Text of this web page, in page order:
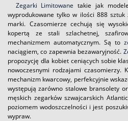
Zegarki Limitowane takie jak
wyprodukowane tylko w ilości 888
marki. Czasomierze cechują się
kopertą ze stali szlachetnej,
mechanizmem automatycznym. Są to
naciągiem, co zapewnia bezawaryjność.
propozycję dla kobiet ceniących sobie
nowoczesnymi rodzajami czasomierzy.
mechanizm kwarcowy, perfekcyjnie
występują zarówno stalowe bransolety
męskich zegarków szwajcarskich
poziomem wodoszczelności i jest
wypraw.